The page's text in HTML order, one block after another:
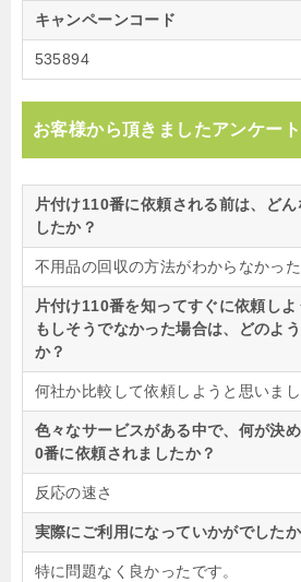
キャンペーンコード
535894
お客様から頂きましたアンケー
片付け110番に依頼される前は、ど
したか？
不用品の回収の方法がわからなかった
片付け110番を知ってすぐに依頼し
もしそうでなかった場合は、どのよ
か？
何社か比較して依頼しようと思いまし
色々なサービスがある中で、何が決
0番に依頼されましたか？
反応の速さ
実際にご利用になっていかがでしたか
特に問題なく良かったです。